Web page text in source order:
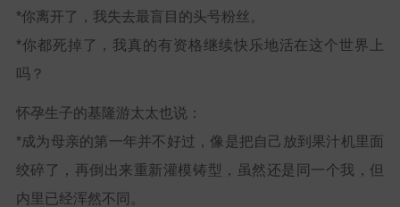
*你离开了，我失去最盲目的头号粉丝。
*你都死掉了，我真的有资格继续快乐地活在这个世界上
吗？
怀孕生子的基隆游太太也说：
*成为母亲的第一年并不好过，像是把自己放到果汁机里面
绞碎了，再倒出来重新灌模铸型，虽然还是同一个我，但
内里已经浑然不同。